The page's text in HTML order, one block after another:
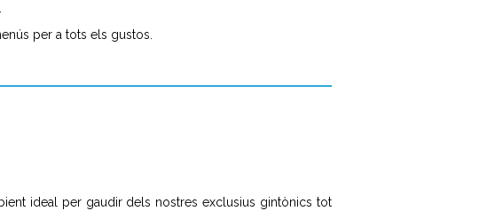
per a tots els gustos.
ideal per gaudir dels nostres exclusius gintònics tot